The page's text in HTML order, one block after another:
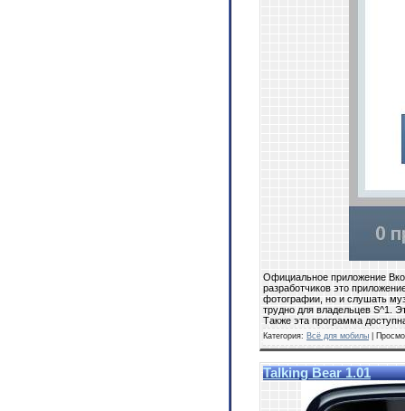
Официальное приложение
разработчиков это
фотографии, но и слушать
трудно для владельцев S^1.
Также эта программа
Категория: Всё для мобилы |
Talking Bear 1.01